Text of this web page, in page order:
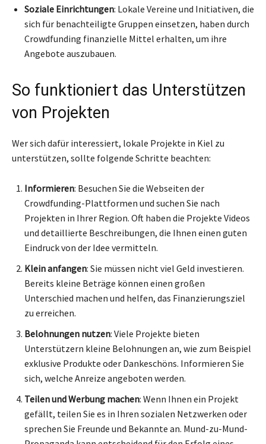
Soziale Einrichtungen: Lokale Vereine und Initiativen, die
sich für benachteiligte Gruppen einsetzen, haben durch
Crowdfunding finanzielle Mittel erhalten, um ihre
Angebote auszubauen.
So funktioniert das Unterstützen
von Projekten
Wer sich dafür interessiert, lokale Projekte in Kiel zu
unterstützen, sollte folgende Schritte beachten:
Informieren: Besuchen Sie die Webseiten der
Crowdfunding-Plattformen und suchen Sie nach
Projekten in Ihrer Region. Oft haben die Projekte Videos
und detaillierte Beschreibungen, die Ihnen einen guten
Eindruck von der Idee vermitteln.
Klein anfangen: Sie müssen nicht viel Geld investieren.
Bereits kleine Beträge können einen großen
Unterschied machen und helfen, das Finanzierungsziel
zu erreichen.
Belohnungen nutzen: Viele Projekte bieten
Unterstützern kleine Belohnungen an, wie zum Beispiel
exklusive Produkte oder Dankeschöns. Informieren Sie
sich, welche Anreize angeboten werden.
Teilen und Werbung machen: Wenn Ihnen ein Projekt
gefällt, teilen Sie es in Ihren sozialen Netzwerken oder
sprechen Sie Freunde und Bekannte an. Mund-zu-Mund-